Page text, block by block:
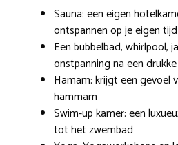
Sauna: een eigen
ontspannen op je eigen tijd
Een bubbelbad, whirlpool,
onstpanning na een
Hamam: krijgt een gevoel
hammam
Swim-up kamer: een
tot het zwembad